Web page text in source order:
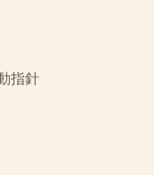
指針